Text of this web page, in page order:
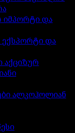
იმპორტი და
ექსპორტი და
აქციზურ
ალკოჰოლიან